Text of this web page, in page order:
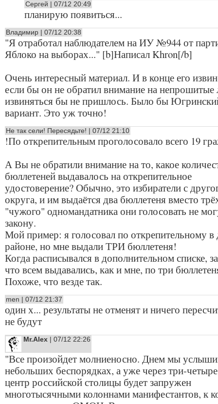
Сергей | 07/12 20:49
планирую появиться...
Владимир | 07/12 20:38
"Я отработал наблюдателем на ИУ №944 от
Яблоко на выборах..." [b]Написал Khron[/b]
Очень интересный материал. И в конце его
если бы он не обратил внимание на непрошитые
извиняться бы не пришлось. Было бы
вариант. Это уж точно!
Не так сели! Пересядьте! | 07/12 21:10
!По открепительным проголосовало всего 19
А Вы не обратили внимание на то, какое
бюллетеней выдавалось на открепительное
удостоверение? Обычно, это избиратели с
округа, и им выдаётся два бюллетеня вместо
"чужого" одномандатника они голосовать не
закону.
Мой пример: я голосовал по открепительному в
районе, но мне выдали ТРИ бюллетеня!
Когда расписывался в дополнительном списке,
что всем выдавались, как и мне, по три
Похоже, что везде так.
men | 07/12 21:37
один х... результаты не отменят и ничего
не будут
Mr.Alex| 07/12 22:26
"Все произойдет молниеносно. Днем мы
небольших беспорядках, а уже через три-
центр российской столицы будет запружен
многотысячными колоннами манифестантов, к